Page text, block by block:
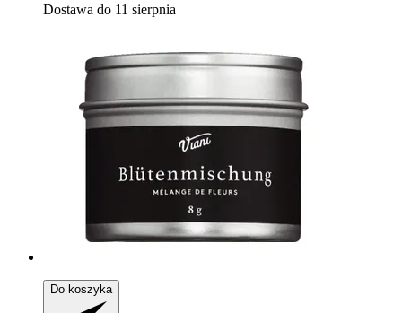
Dostawa do 11 sierpnia
Do koszyka